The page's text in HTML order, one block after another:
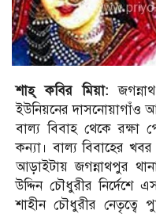
শাহ্ কবির মিয়া:
ইউনিয়নের দাসনোয়াগাঁও
বাল্য বিবাহ থেকে রক্ষা
কন্যা। বাল্য বিবাহের
আড়াইটায় জগন্নাথপুর
উদ্দিন চৌধুরীর
শাহীন চৌধুরীর নেতৃত্বে